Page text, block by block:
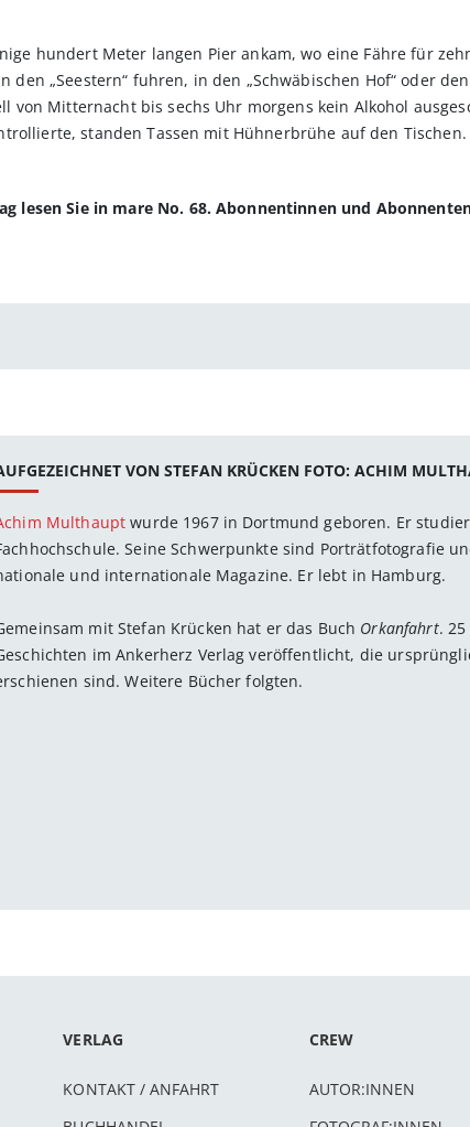
hundert Meter langen Pier ankam, wo eine Fähre für
„Seestern“ fuhren, in den „Schwäbischen Hof“ oder
von Mitternacht bis sechs Uhr morgens kein Alkohol
standen Tassen mit Hühnerbrühe auf den
lesen Sie in mare No. 68. Abonnentinnen und
VON STEFAN KRÜCKEN FOTO: ACHIM
Multhaupt wurde 1967 in Dortmund geboren. Er
Seine Schwerpunkte sind Porträtfotografie
und internationale Magazine. Er lebt in Hamburg.
mit Stefan Krücken hat er das Buch Orkanfahrt.
im Ankerherz Verlag veröffentlicht, die
sind. Weitere Bücher folgten.
VERLAG
KONTAKT / ANFAHRT
CREW
AUTOR:INNEN